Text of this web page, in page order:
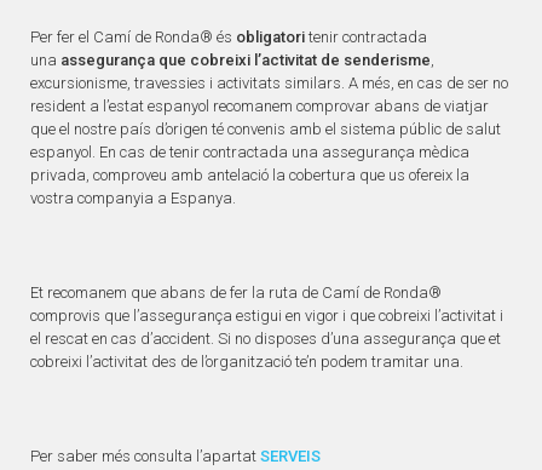
Per fer el Camí de Ronda® és obligatori tenir contractada
una assegurança que cobreixi l’activitat de senderisme,
excursionisme, travessies i activitats similars. A més, en cas de ser no
resident a l’estat espanyol recomanem comprovar abans de viatjar
que el nostre país d’origen té convenis amb el sistema públic de salut
espanyol. En cas de tenir contractada una assegurança mèdica
privada, comproveu amb antelació la cobertura que us ofereix la
vostra companyia a Espanya.
Et recomanem que abans de fer la ruta de Camí de Ronda®
comprovis que l’assegurança estigui en vigor i que cobreixi l’activitat i
el rescat en cas d’accident. Si no disposes d’una assegurança que et
cobreixi l’activitat des de l’organització te’n podem tramitar una.
Per saber més consulta l’apartat SERVEIS